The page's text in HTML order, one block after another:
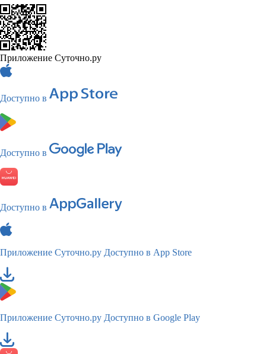
Приложение Суточно.ру
Доступно в
Доступно в
Доступно в
Приложение Суточно.ру Доступно в App Store
Приложение Суточно.ру Доступно в Google Play